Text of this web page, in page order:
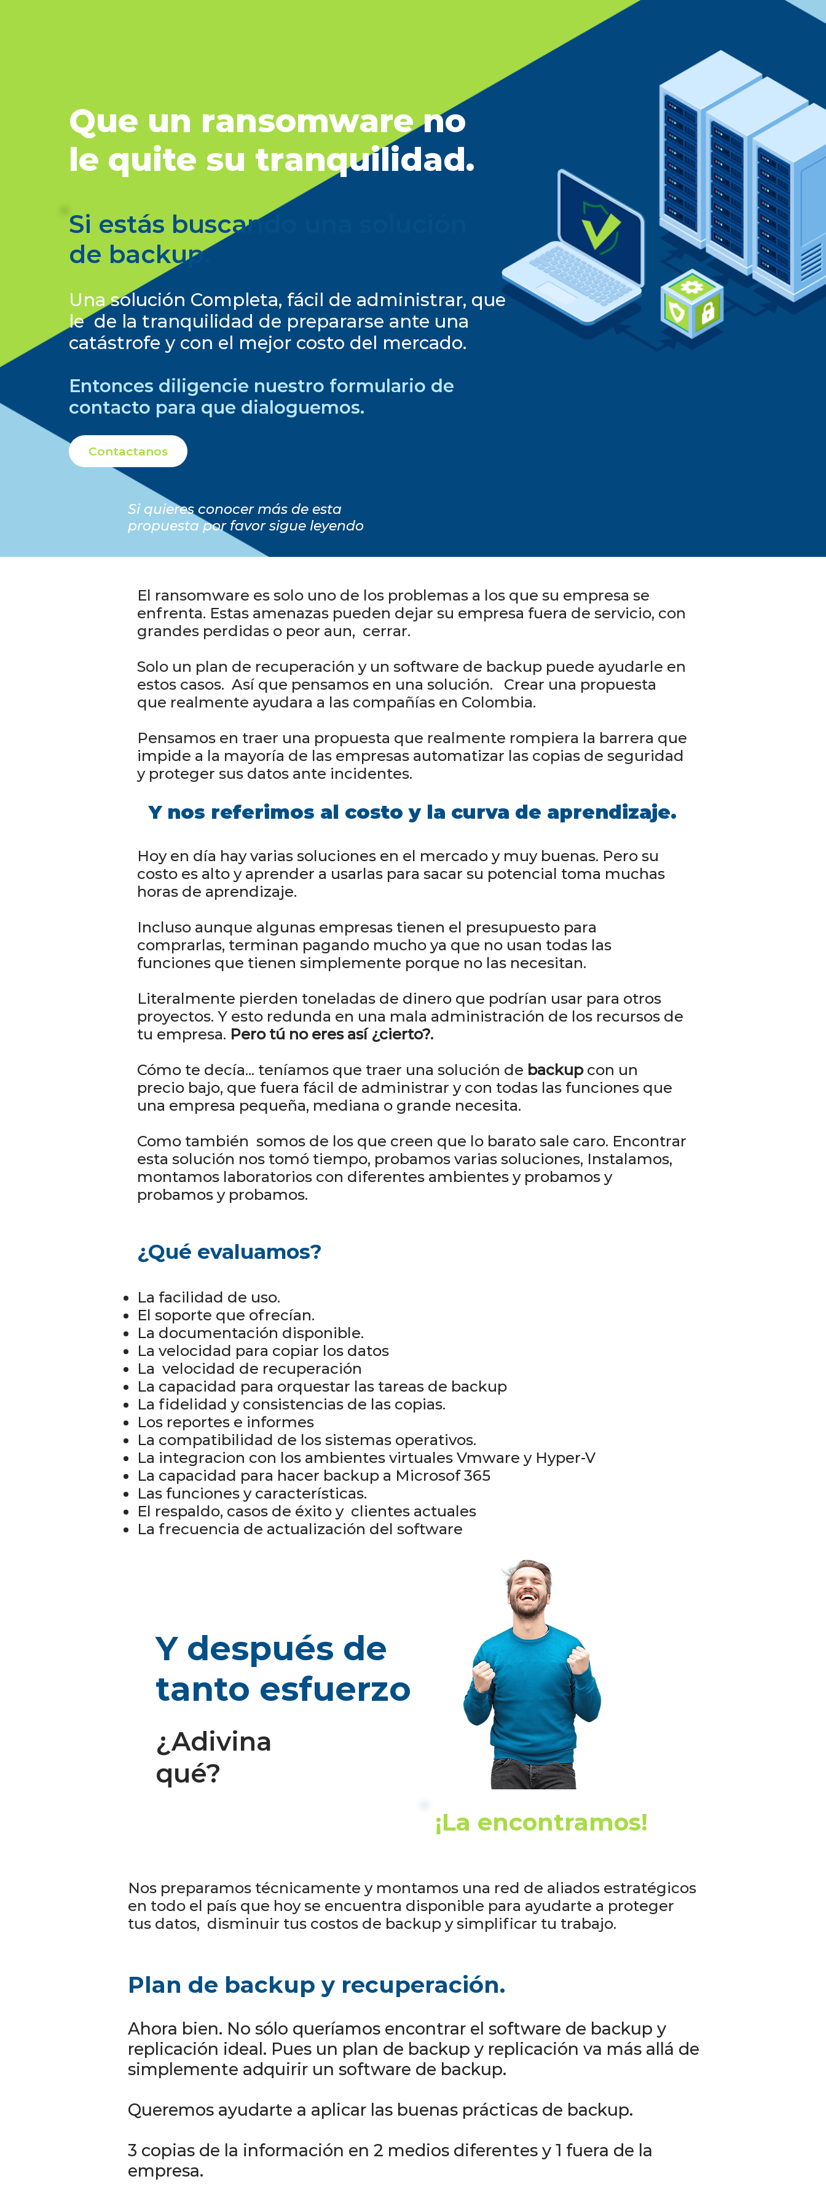
Que un ransomware no
le quite su tranquilidad.
Si estás buscando una solución
de backup.
Una solución Completa, fácil de administrar, que
le de la tranquilidad de prepararse ante una
catástrofe y con el mejor costo del mercado.
Entonces diligencie nuestro formulario de
contacto para que dialoguemos.
Contactanos
Si quieres conocer más de esta
propuesta por favor sigue leyendo
El ransomware es solo uno de los problemas a los que su empresa se
enfrenta. Estas amenazas pueden dejar su empresa fuera de servicio, con
grandes perdidas o peor aun, cerrar.
Solo un plan de recuperación y un software de backup puede ayudarle en
estos casos. Así que pensamos en una solución. Crear una propuesta
que realmente ayudara a las compañías en Colombia.
Pensamos en traer una propuesta que realmente rompiera la barrera que
impide a la mayoría de las empresas automatizar las copias de seguridad
y proteger sus datos ante incidentes.
Y nos referimos al costo y la curva de aprendizaje.
Hoy en día hay varias soluciones en el mercado y muy buenas. Pero su
costo es alto y aprender a usarlas para sacar su potencial toma muchas
horas de aprendizaje.
Incluso aunque algunas empresas tienen el presupuesto para
comprarlas, terminan pagando mucho ya que no usan todas las
funciones que tienen simplemente porque no las necesitan.
Literalmente pierden toneladas de dinero que podrían usar para otros
proyectos. Y esto redunda en una mala administración de los recursos de
tu empresa. Pero tú no eres así ¿cierto?.
Cómo te decía... teníamos que traer una solución de backupcon un
precio bajo, que fuera fácil de administrar y con todas las funciones que
una empresa pequeña, mediana o grande necesita.
Como también somos de los que creen que lo barato sale caro. Encontrar
esta solución nos tomó tiempo, probamos varias soluciones, Instalamos,
montamos laboratorios con diferentes ambientes y probamos y
probamos y probamos.
¿Qué evaluamos?
La facilidad de uso.
El soporte que ofrecían.
La documentación disponible.
La velocidad para copiar los datos
La velocidad de recuperación
La capacidad para orquestar las tareas de backup
La fidelidad y consistencias de las copias.
Los reportes e informes
La compatibilidad de los sistemas operativos.
La integracion con los ambientes virtuales Vmware y Hyper-V
La capacidad para hacer backup a Microsof 365
Las funciones y características.
El respaldo, casos de éxito y clientes actuales
La frecuencia de actualización del software
Y después de
tanto esfuerzo
¿Adivina
qué?
¡La encontramos!
Nos preparamos técnicamente y montamos una red de aliados estratégicos
en todo el país que hoy se encuentra disponible para ayudarte a proteger
tus datos, disminuir tus costos de backup y simplificar tu trabajo.
Plan de backup y recuperación.
Ahora bien. No sólo queríamos encontrar el software de backup y
replicación ideal. Pues un plan de backup y replicación va más allá de
simplemente adquirir un software de backup.
Queremos ayudarte a aplicar las buenas prácticas de backup.
3 copias de la información en 2 medios diferentes y 1 fuera de la
empresa.